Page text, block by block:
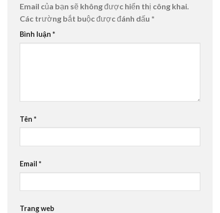
Email của bạn sẽ không được hiển thị công khai.
Các trường bắt buộc được đánh dấu *
Bình luận *
Tên *
Email *
Trang web